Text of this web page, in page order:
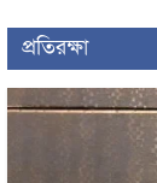
প্রতিরক্ষা